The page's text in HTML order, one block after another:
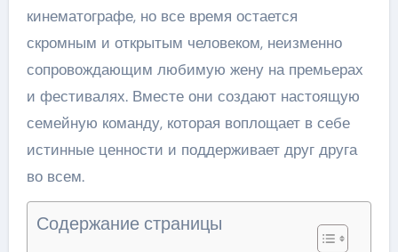
кинематографе, но все время остается
скромным и открытым человеком, неизменно
сопровождающим любимую жену на премьерах
и фестивалях. Вместе они создают настоящую
семейную команду, которая воплощает в себе
истинные ценности и поддерживает друг друга
во всем.
Содержание страницы